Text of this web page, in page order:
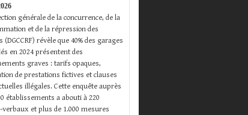
générale de la concurrence, de la
et de la répression des
(DGCCRF) révèle que 40% des garages
en 2024 présentent des
graves : tarifs opaques,
de prestations fictives et clauses
illégales. Cette enquête auprès
établissements a abouti à 220
verbaux et plus de 1.000 mesures